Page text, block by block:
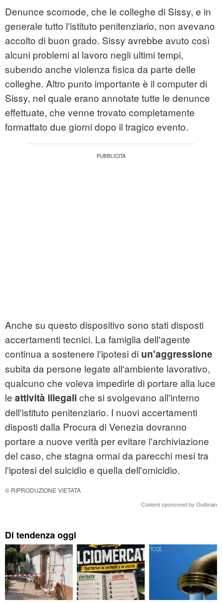
Denunce scomode, che le colleghe di Sissy, e in
generale tutto l'istituto penitenziario, non avevano
accolto di buon grado. Sissy avrebbe avuto così
alcuni problemi al lavoro negli ultimi tempi,
subendo anche violenza fisica da parte delle
colleghe. Altro punto importante è il computer di
Sissy, nel quale erano annotate tutte le denunce
effettuate, che venne trovato completamente
formattato due giorni dopo il tragico evento.
Anche su questo dispositivo sono stati disposti
accertamenti tecnici. La famiglia dell'agente
continua a sostenere l'ipotesi di un'aggressione
subita da persone legate all'ambiente lavorativo,
qualcuno che voleva impedirle di portare alla luce
le attività illegali che si svolgevano all'interno
dell'istituto penitenziario. I nuovi accertamenti
disposti dalla Procura di Venezia dovranno
portare a nuove verità per evitare l'archiviazione
del caso, che stagna ormai da parecchi mesi tra
l'ipotesi del suicidio e quella dell'omicidio.
© RIPRODUZIONE VIETATA
Content sponsored by Outbrain
Di tendenza oggi